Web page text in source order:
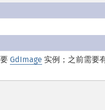
GdImage 实例；之前需要